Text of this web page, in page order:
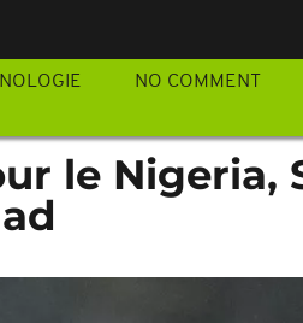
NO COMMENT
le Nigeria,